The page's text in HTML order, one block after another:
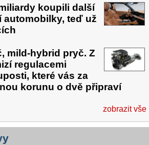
koupili další
automobilky, teď už
mild-hybrid pryč. Z
regulacemi
které vás za
korunu o dvě připraví
zobrazit vše